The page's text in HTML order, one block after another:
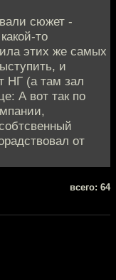
сюжет -
то
этих же самых
и
НГ (а там зал
А вот так по
от
всего: 64